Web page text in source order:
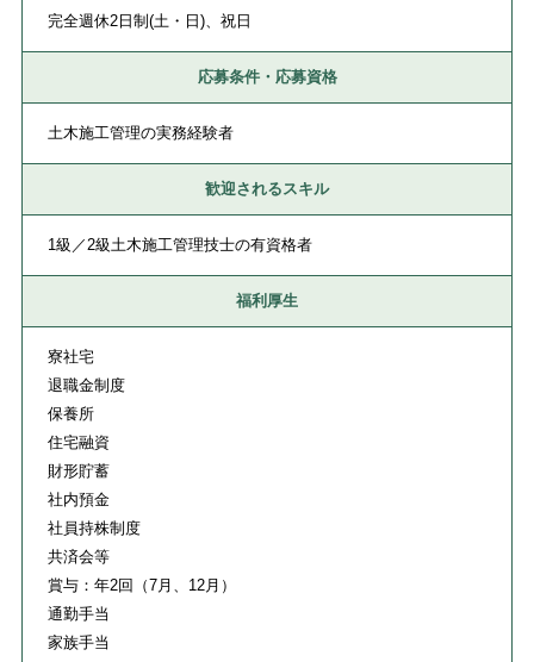
完全週休2日制(土・日)、祝日
応募条件・応募資格
土木施工管理の実務経験者
歓迎されるスキル
1級／2級土木施工管理技士の有資格者
福利厚生
寮社宅
退職金制度
保養所
住宅融資
財形貯蓄
社内預金
社員持株制度
共済会等
賞与：年2回（7月、12月）
通勤手当
家族手当